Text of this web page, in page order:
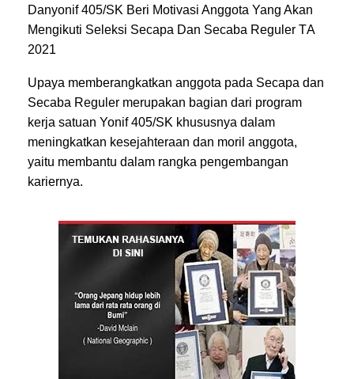
Danyonif 405/SK Beri Motivasi Anggota Yang Akan
Mengikuti Seleksi Secapa Dan Secaba Reguler TA
2021
Upaya memberangkatkan anggota pada Secapa dan
Secaba Reguler merupakan bagian dari program
kerja satuan Yonif 405/SK khususnya dalam
meningkatkan kesejahteraan dan moril anggota,
yaitu membantu dalam rangka pengembangan
kariernya.